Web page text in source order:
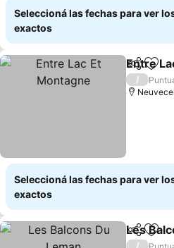
Seleccioná las fechas para ver
exactos
Entre
/
Seleccioná las fechas para ver
exactos
Les
/